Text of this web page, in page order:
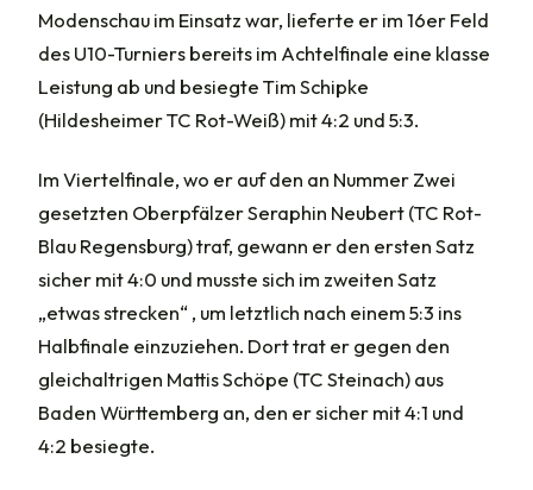
Modenschau im Einsatz war, lieferte er im 16er Feld
des U10-Turniers bereits im Achtelfinale eine klasse
Leistung ab und besiegte Tim Schipke
(Hildesheimer TC Rot-Weiß) mit 4:2 und 5:3.
Im Viertelfinale, wo er auf den an Nummer Zwei
gesetzten Oberpfälzer Seraphin Neubert (TC Rot-
Blau Regensburg) traf, gewann er den ersten Satz
sicher mit 4:0 und musste sich im zweiten Satz
„etwas strecken“ , um letztlich nach einem 5:3 ins
Halbfinale einzuziehen. Dort trat er gegen den
gleichaltrigen Mattis Schöpe (TC Steinach) aus
Baden Württemberg an, den er sicher mit 4:1 und
4:2 besiegte.